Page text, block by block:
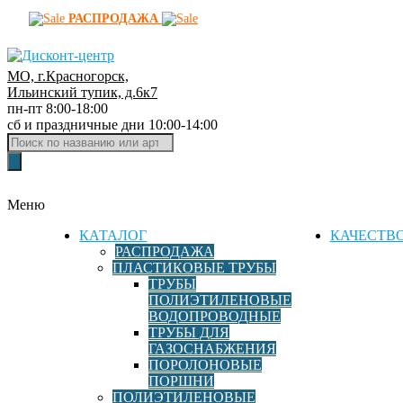
РАСПРОДАЖА
Д
и
с
к
о
т
МО, г.Красногорск,
Ильинский тупик, д.6к7
пн-пт 8:00-18:00
сб и праздничные дни 10:00-14:00
Поиск
товаров
Меню
КАТАЛОГ
РАСПРОДАЖА
ПЛАСТИКОВЫЕ ТРУБЫ
ТРУБЫ
ПОЛИЭТИЛЕНОВЫЕ
ВОДОПРОВОДНЫЕ
ТРУБЫ ДЛЯ
ГАЗОСНАБЖЕНИЯ
ПОРОЛОНОВЫЕ
ПОРШНИ
ПОЛИЭТИЛЕНОВЫЕ